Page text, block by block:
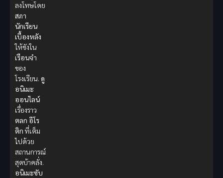
ลงโทษโดย
สภา
นักเรียน
เบื้องหลัง
ให้ขังใน
เรือนจำ
ของ
โรงเรียน. ดู
อนิเมะ
ออนไลน์
เรื่องราว
ตลก อีโร
ติก ที่เต็ม
ไปด้วย
สถานการณ์
สุดบ้าคลั่ง.
อนิเมะซับ